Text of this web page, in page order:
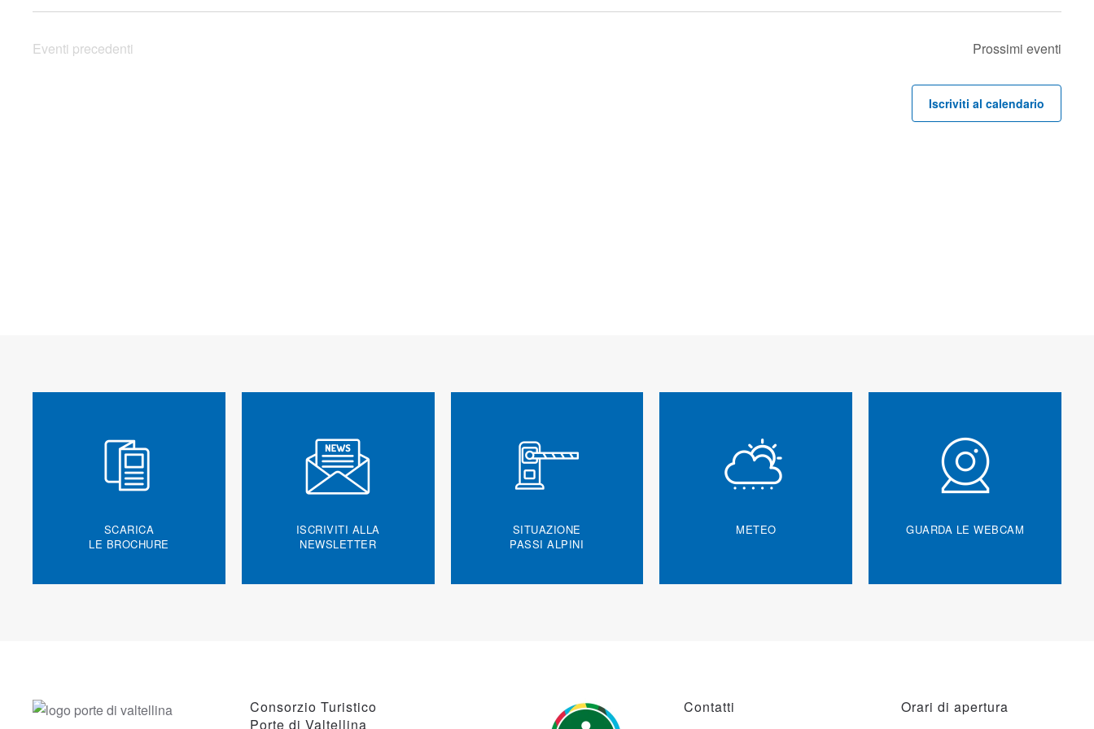
Eventi precedenti Prossimi eventi
Iscriviti al calendario
SCARICA
LE BROCHURE
ISCRIVITI ALLA
NEWSLETTER
SITUAZIONE
PASSI ALPINI
METEO GUARDA LE WEBCAM
Consorzio Turistico
Porte di Valtellina
Contatti Orari di apertura